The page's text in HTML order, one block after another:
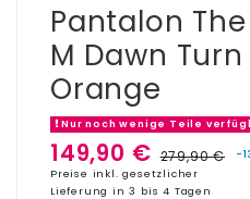
Pantalon
M Dawn
Orange
Nur noch wenige Teile
149,90 € 279,90 € -
Preise inkl. gesetzlicher
Lieferung in 3 bis 4 Tagen